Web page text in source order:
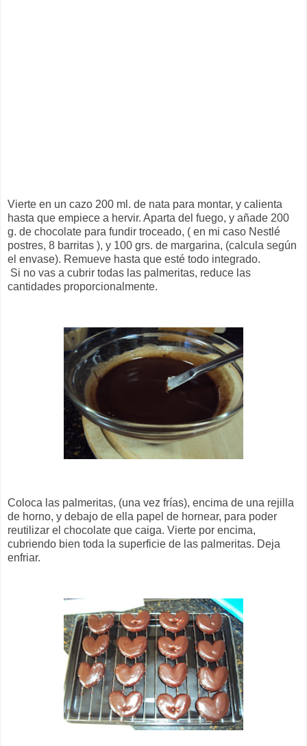
Vierte en un cazo 200 ml. de nata para montar, y calienta
hasta que empiece a hervir. Aparta del fuego, y añade 200
g. de chocolate para fundir troceado, ( en mi caso Nestlé
postres, 8 barritas ), y 100 grs. de margarina, (calcula según
el envase). Remueve hasta que esté todo integrado.
Si no vas a cubrir todas las palmeritas, reduce las
cantidades proporcionalmente.
Coloca las palmeritas, (una vez frías), encima de una rejilla
de horno, y debajo de ella papel de hornear, para poder
reutilizar el chocolate que caiga. Vierte por encima,
cubriendo bien toda la superficie de las palmeritas. Deja
enfriar.